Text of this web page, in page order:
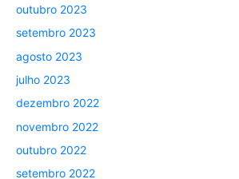
outubro 2023
setembro 2023
agosto 2023
julho 2023
dezembro 2022
novembro 2022
outubro 2022
setembro 2022